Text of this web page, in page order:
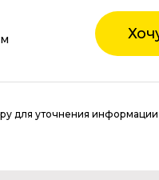
для уточнения информации